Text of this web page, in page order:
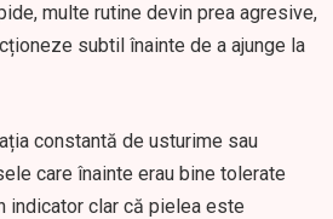
multe rutine devin prea agresive,
subtil înainte de a ajunge la
constantă de usturime sau
care înainte erau bine tolerate
indicator clar că pielea este